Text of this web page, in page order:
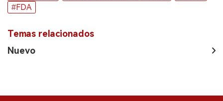
#FDA
Temas relacionados
Nuevo